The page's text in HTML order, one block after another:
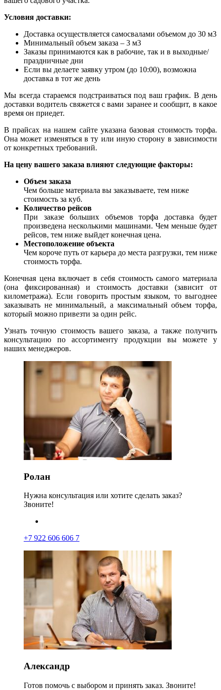
Условия доставки:
Доставка осуществляется самосвалами объемом до 30 м3
Минимальный объем заказа – 3 м3
Заказы принимаются как в рабочие, так и в выходные/
праздничные дни
Если вы делаете заявку утром (до 10:00), возможна
доставка в тот же день
Мы всегда стараемся подстраиваться под ваш график. В день
доставки водитель свяжется с вами заранее и сообщит, в какое
время он приедет.
В прайсах на нашем сайте указана базовая стоимость торфа.
Она может изменяться в ту или иную сторону в зависимости
от конкретных требований.
На цену вашего заказа влияют следующие факторы:
Объем заказа
Чем больше материала вы заказываете, тем ниже
стоимость за куб.
Количество рейсов
При заказе больших объемов торфа доставка будет
произведена несколькими машинами. Чем меньше будет
рейсов, тем ниже выйдет конечная цена.
Местоположение объекта
Чем короче путь от карьера до места разгрузки, тем ниже
стоимость торфа.
Конечная цена включает в себя стоимость самого материала
(она фиксированная) и стоимость доставки (зависит от
километража). Если говорить простым языком, то выгоднее
заказывать не минимальный, а максимальный объем торфа,
который можно привезти за один рейс.
Узнать точную стоимость вашего заказа, а также получить
консультацию по ассортименту продукции вы можете у
наших менеджеров.
Ролан
Нужна консультация или хотите сделать заказ?
Звоните!
+7 922 606 606 7
Александр
Готов помочь с выбором и принять заказ. Звоните!